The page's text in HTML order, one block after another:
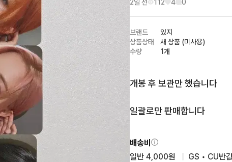
2일 전 112 4 0
브랜드
있지
상품상태
새 상품 (미사용)
수량
1개
개봉 후 보관만 했습니다
일괄로만 판매합니다
배송비
일반 4,000원
GS • CU반